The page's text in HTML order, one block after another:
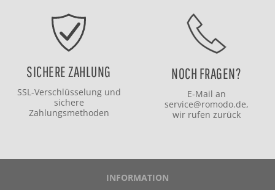
SICHERE ZAHLUNG
SSL-Verschlüsselung und
sichere
Zahlungsmethoden
NOCH FRAGEN?
E-Mail an
service@romodo.de,
wir rufen zurück
INFORMATION